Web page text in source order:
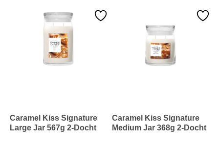
Caramel Kiss Signature
Large Jar 567g 2-Docht
Caramel Kiss Signature
Medium Jar 368g 2-Docht